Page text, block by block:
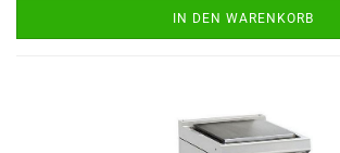
IN DEN WARENKORB